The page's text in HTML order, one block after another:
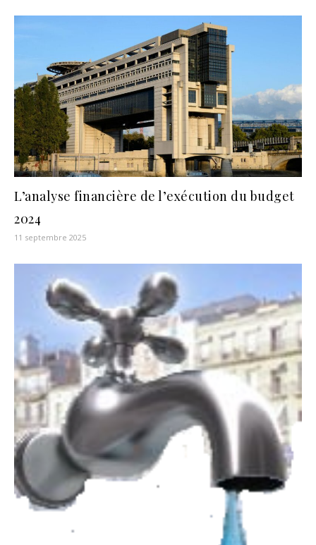
L’analyse financière de l’exécution du budget
2024
11 septembre 2025